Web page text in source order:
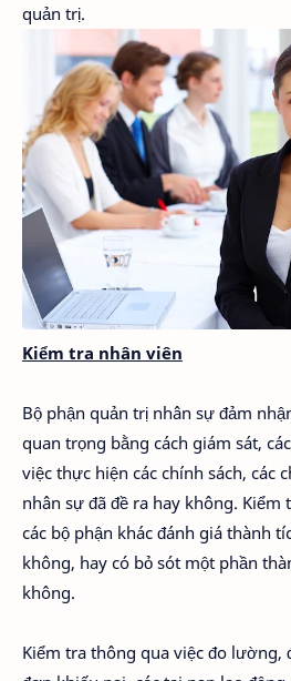
quản trị.
Kiểm tra nhân viên
Bộ phận quản trị nhân sự đảm
quan trọng bằng cách giám sát,
việc thực hiện các chính sách, các
nhân sự đã đề ra hay không. Kiểm
các bộ phận khác đánh giá thành
không, hay có bỏ sót một phần
không.
Kiểm tra thông qua việc đo lường,